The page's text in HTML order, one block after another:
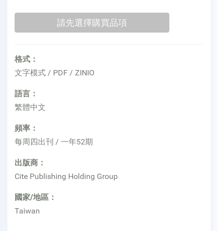
格式：
文字模式 / PDF / ZINIO
語言：
繁體中文
頻率：
每周四出刊 / 一年52期
出版商：
Cite Publishing Holding Group
國家/地區：
Taiwan